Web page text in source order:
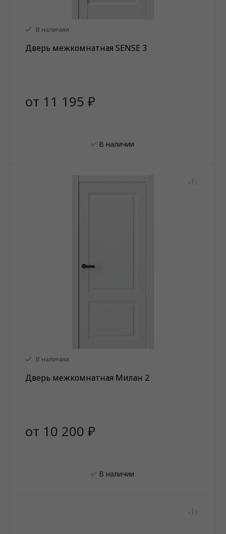
В наличии
Дверь межкомнатная SENSE 3
от 11 195 ₽
✅ В наличии
В наличии
Дверь межкомнатная Милан 2
от 10 200 ₽
✅ В наличии